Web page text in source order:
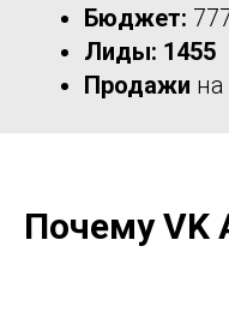
Бюджет:
Лиды: 1455
Продажи
Почему VK